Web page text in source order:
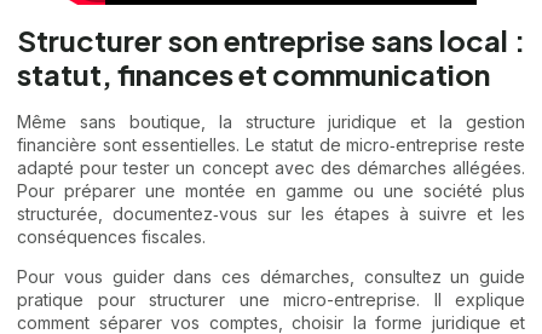
—
Interprétation & conseils rapides
Les valeurs sont indiquatives ; adaptez selon vos
charges réelles.
Structurer son entreprise sans local :
statut, finances et communication
Même sans boutique, la structure juridique et la gestion
financière sont essentielles. Le statut de micro‑entreprise reste
adapté pour tester un concept avec des démarches allégées.
Pour préparer une montée en gamme ou une société plus
structurée, documentez‑vous sur les étapes à suivre et les
conséquences fiscales.
Pour vous guider dans ces démarches, consultez un guide
pratique pour structurer une micro-entreprise. Il explique
comment séparer vos comptes, choisir la forme juridique et